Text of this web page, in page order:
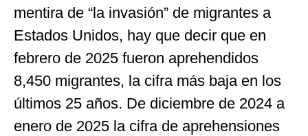
mentira de “la invasión” de migrantes a
Estados Unidos, hay que decir que en
febrero de 2025 fueron aprehendidos
8,450 migrantes, la cifra más baja en los
últimos 25 años. De diciembre de 2024 a
enero de 2025 la cifra de aprehensiones